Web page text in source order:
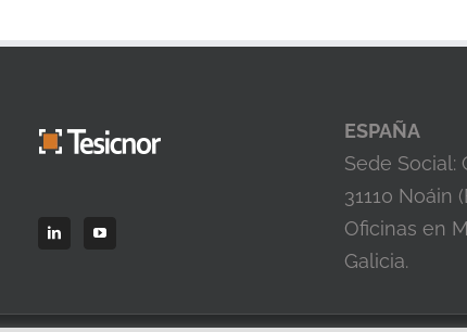
ESPAÑA
Sede Social:
31110 Noáin
Oficinas en
Galicia.